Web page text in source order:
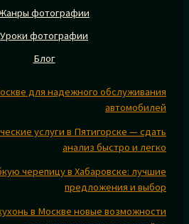
фотографии
Уроки фотографии
Блог
для надежного обслуживания
автомобилей
услуги в Пятигорске — сдать
анализ быстро и легко
черепицу в Хабаровске: лучшие
предложения и выбор
в Москве новые возможности